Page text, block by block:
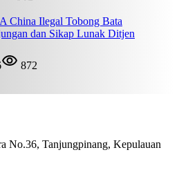
China Ilegal Tobong Bata
dan Sikap Lunak Ditjen
872
No.36, Tanjungpinang, Kepulauan